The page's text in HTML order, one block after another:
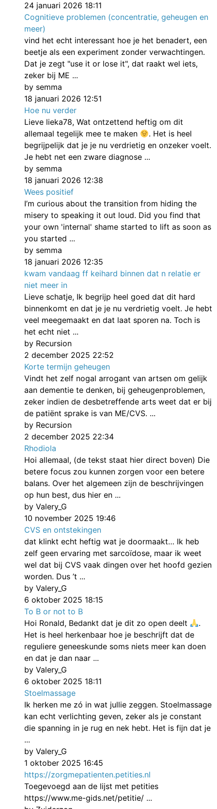
24 januari 2026 18:11
Cognitieve problemen (concentratie, geheugen en
meer)
vind het echt interessant hoe je het benadert, een
beetje als een experiment zonder verwachtingen.
Dat je zegt "use it or lose it", dat raakt wel iets,
zeker bij ME ...
by semma
18 januari 2026 12:51
Hoe nu verder
Lieve lieka78, Wat ontzettend heftig om dit
allemaal tegelijk mee te maken
. Het is heel
begrijpelijk dat je je nu verdrietig en onzeker voelt.
Je hebt net een zware diagnose ...
by semma
18 januari 2026 12:38
Wees positief
I’m curious about the transition from hiding the
misery to speaking it out loud. Did you find that
your own 'internal' shame started to lift as soon as
you started ...
by semma
18 januari 2026 12:35
kwam vandaag ff keihard binnen dat n relatie er
niet meer in
Lieve schatje, Ik begrijp heel goed dat dit hard
binnenkomt en dat je je nu verdrietig voelt. Je hebt
veel meegemaakt en dat laat sporen na. Toch is
het echt niet ...
by Recursion
2 december 2025 22:52
Korte termijn geheugen
Vindt het zelf nogal arrogant van artsen om gelijk
aan dementie te denken, bij geheugenproblemen,
zeker indien de desbetreffende arts weet dat er bij
de patiënt sprake is van ME/CVS. ...
by Recursion
2 december 2025 22:34
Rhodiola
Hoi allemaal, (de tekst staat hier direct boven) Die
betere focus zou kunnen zorgen voor een betere
balans. Over het algemeen zijn de beschrijvingen
op hun best, dus hier en ...
by Valery_G
10 november 2025 19:46
CVS en ontstekingen
dat klinkt echt heftig wat je doormaakt… Ik heb
zelf geen ervaring met sarcoïdose, maar ik weet
wel dat bij CVS vaak dingen over het hoofd gezien
worden. Dus ’t ...
by Valery_G
6 oktober 2025 18:15
To B or not to B
Hoi Ronald, Bedankt dat je dit zo open deelt
.
Het is heel herkenbaar hoe je beschrijft dat de
reguliere geneeskunde soms niets meer kan doen
en dat je dan naar ...
by Valery_G
6 oktober 2025 18:11
Stoelmassage
Ik herken me zó in wat jullie zeggen. Stoelmassage
kan echt verlichting geven, zeker als je constant
die spanning in je rug en nek hebt. Het is fijn dat je
...
by Valery_G
1 oktober 2025 16:45
https://zorgmepatienten.petities.nl
Toegevoegd aan de lijst met petities
https://www.me-gids.net/petitie/ ...